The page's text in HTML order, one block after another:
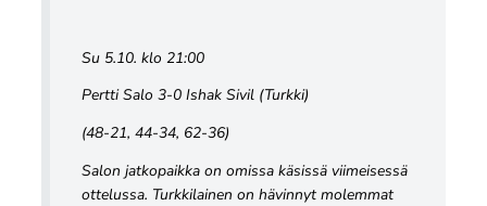
Su 5.10. klo 21:00
Pertti Salo 3-0 Ishak Sivil (Turkki)
(48-21, 44-34, 62-36)
Salon jatkopaikka on omissa käsissä viimeisessä
ottelussa. Turkkilainen on hävinnyt molemmat